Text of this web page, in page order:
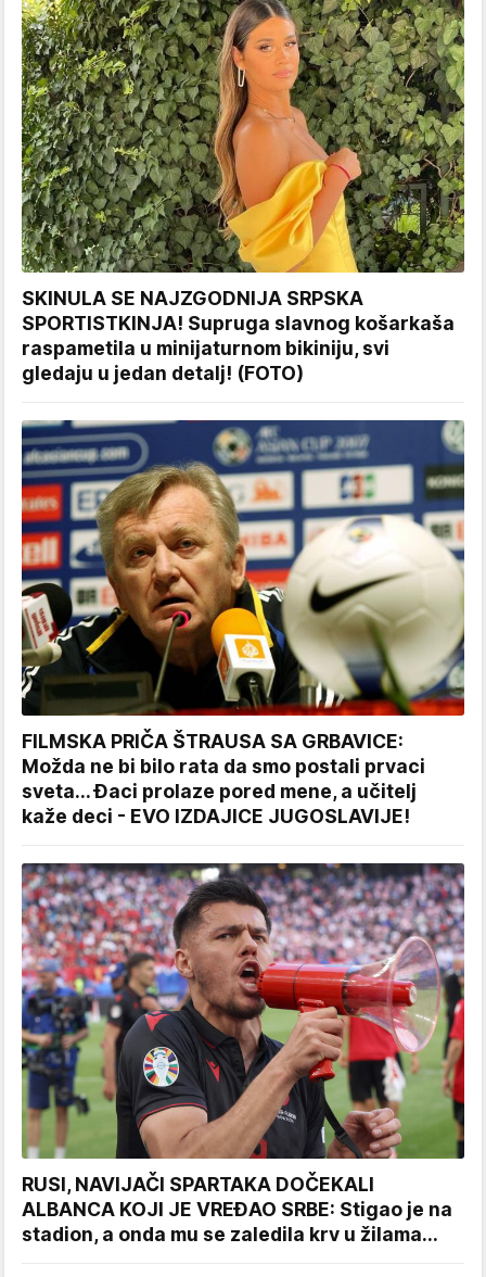
SKINULA SE NAJZGODNIJA SRPSKA
SPORTISTKINJA! Supruga slavnog košarkaša
raspametila u minijaturnom bikiniju, svi
gledaju u jedan detalj! (FOTO)
FILMSKA PRIČA ŠTRAUSA SA GRBAVICE:
Možda ne bi bilo rata da smo postali prvaci
sveta... Đaci prolaze pored mene, a učitelj
kaže deci - EVO IZDAJICE JUGOSLAVIJE!
RUSI, NAVIJAČI SPARTAKA DOČEKALI
ALBANCA KOJI JE VREĐAO SRBE: Stigao je na
stadion, a onda mu se zaledila krv u žilama...